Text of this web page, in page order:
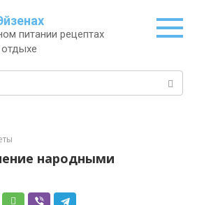
питании рецептах
народными